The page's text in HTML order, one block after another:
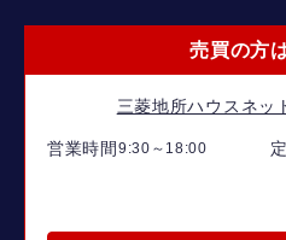
売買の方
三菱地所ハウスネッ
営業時間 9:30～18:00